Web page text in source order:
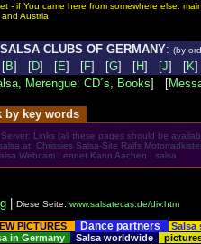
- if You came here from somewhere else:
Austria
SALSA CLUBS OF GERMANY: (by
B] [D] [E] [F] [G] [H] [J] [K
Merengue: CD´s, Books] [
by key words
Links (all these pages should be
Chrissies Salsa-Site Ralfs
Webcam Lennet Kann Aachen salsa
Diese Seite: www.salsatecas.de/div.htm
PICTURES Dance partners
Salsa
in Germany Salsa worldwide